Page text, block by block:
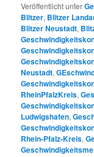
Veröffentlicht unter
Blitzer, Blitzer
Blitzer Neustadt,
Neustadt,
RheinPfalzKreis,
Ludwigshafen,
Rhein-Pfalz-Kreis,